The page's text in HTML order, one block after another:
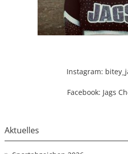
Instagram:
Facebook: Jags
Aktuelles